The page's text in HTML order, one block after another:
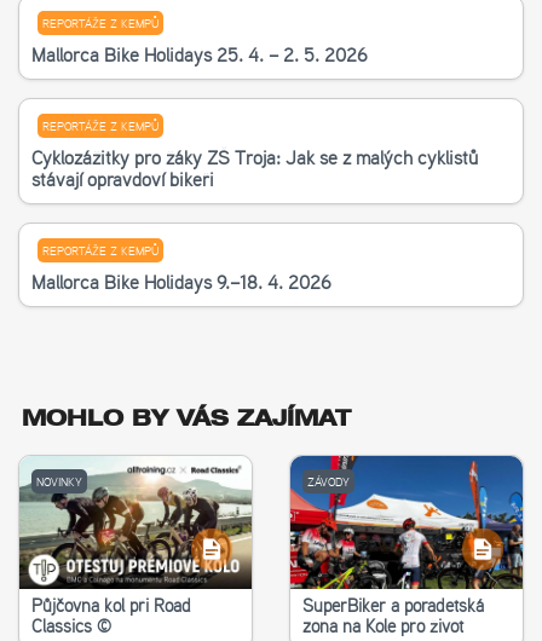
REPORTÁŽE Z KEMPŮ
Mallorca Bike Holidays 25. 4. – 2. 5. 2026
REPORTÁŽE Z KEMPŮ
Cyklozážitky pro žáky ZŠ Troja: Jak se z malých cyklistů
stávají opravdoví bikeři
REPORTÁŽE Z KEMPŮ
Mallorca Bike Holidays 9.–18. 4. 2026
MOHLO BY VÁS ZAJÍMAT
NOVINKY
Půjčovna kol při Road
Classics ©
ZÁVODY
SuperBiker a poradetská
zona na Kole pro život